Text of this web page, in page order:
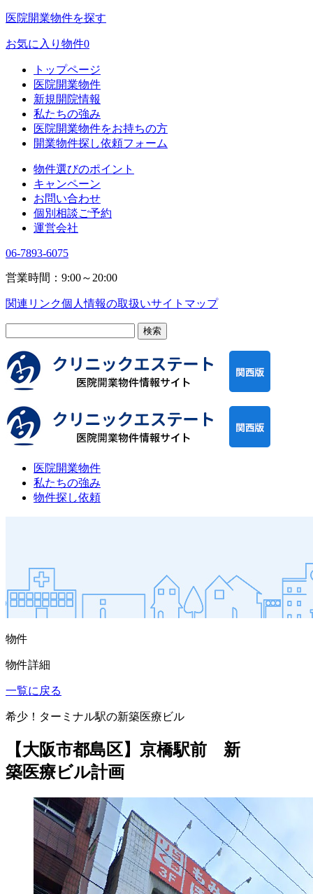
医院開業物件を探す
お気に入り物件0
トップページ
医院開業物件
新規開院情報
私たちの強み
医院開業物件をお持ちの方
開業物件探し依頼フォーム
物件選びのポイント
キャンペーン
お問い合わせ
個別相談ご予約
運営会社
06-7893-6075
営業時間：9:00～20:00
関連リンク個人情報の取扱いサイトマップ
医院開業物件
私たちの強み
物件探し依頼
物件
物件詳細
一覧に戻る
希少！ターミナル駅の新築医療ビル
【大阪市都島区】京橋駅前 新
築医療ビル計画